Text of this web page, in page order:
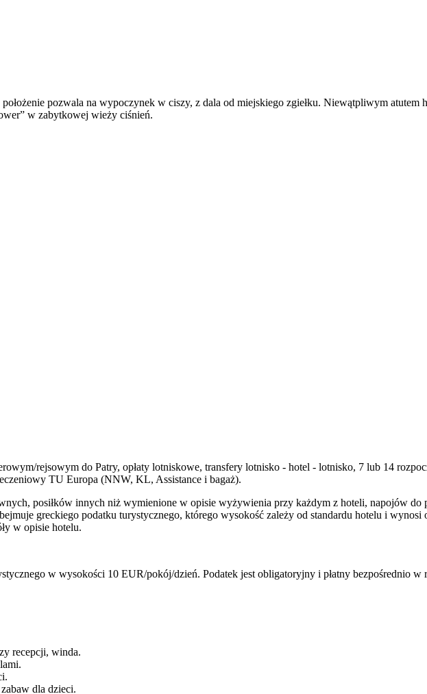
pozwala na wypoczynek w ciszy, z dala od miejskiego zgiełku. Niewątpliwym atutem
w zabytkowej wieży ciśnień.
rejsowym do Patry, opłaty lotniskowe, transfery lotnisko - hotel - lotnisko, 7 lub 14
TU Europa (NNW, KL, Assistance i bagaż).
posiłków innych niż wymienione w opisie wyżywienia przy każdym z hoteli, napojów do
greckiego podatku turystycznego, którego wysokość zależy od standardu hotelu i
w opisie hotelu.
w wysokości 10 EUR/pokój/dzień. Podatek jest obligatoryjny i płatny bezpośrednio
recepcji, winda.
dla dzieci.